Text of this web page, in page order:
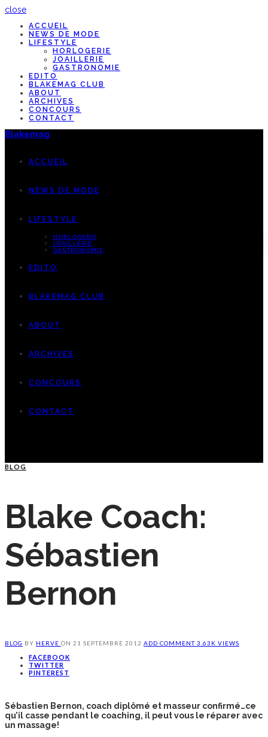
close
ACCUEIL
NEWS DE MODE
LIFESTYLE
HORLOGERIE
JOAILLERIE
GASTRONOMIE
EDITO
BLAKEMAG CLUB
ABOUT
ARCHIVES
CONCOURS
CONTACT
Blakemag
ACCUEIL
NEWS DE MODE
LIFESTYLE
HORLOGERIE
JOAILLERIE
GASTRONOMIE
EDITO
BLAKEMAG CLUB
ABOUT
ARCHIVES
CONCOURS
CONTACT
BLOG
Blake Coach:
Sébastien
Bernon
BLOG BY HERVE ON 21 SEPTEMBRE 2012 ADD COMMENT 3.63K VIEWS
FACEBOOK
TWITTER
PINTEREST
Sébastien Bernon, coach diplômé et masseur confirmé…ce
qu’il casse pendant le coaching, il peut vous le réparer avec
un massage!